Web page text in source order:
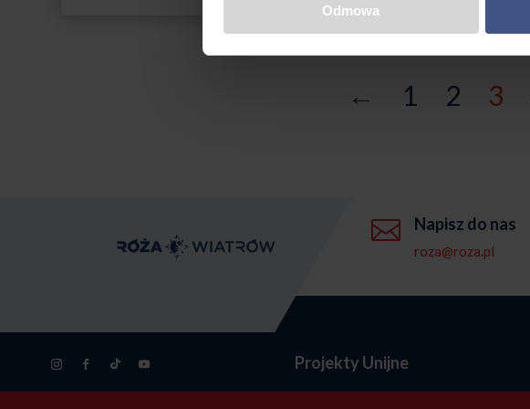
Odmowa
← 1 2 3
 Napisz do nas
roza@roza.pl
Projekty Unijne